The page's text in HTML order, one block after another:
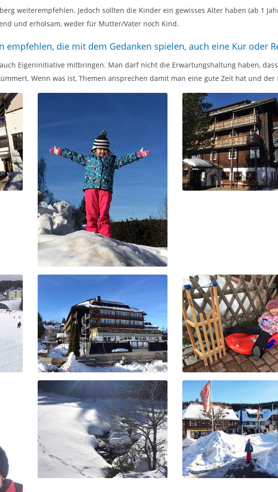
weiterempfehlen. Jedoch sollten die Kinder ein gewisses Alter haben (ab 1
und erholsam, weder für Mutter/Vater noch Kind.
empfehlen, die mit dem Gedanken spielen, auch eine Kur oder
Eigeninitiative mitbringen. Man darf nicht die Erwartungshaltung haben,
Wenn was ist, Themen ansprechen damit man eine gute Zeit hat und der